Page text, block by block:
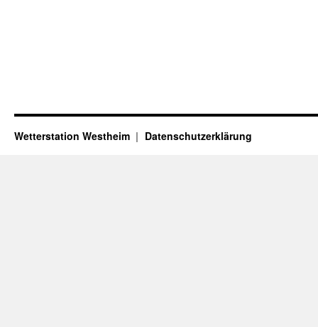
Wetterstation Westheim Datenschutzerklärung